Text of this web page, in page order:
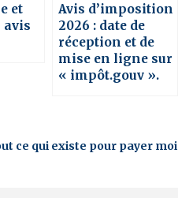
et
avis
Avis d’imposition
2026 : date de
réception et de
mise en ligne sur
« impôt.gouv ».
ce qui existe pour payer